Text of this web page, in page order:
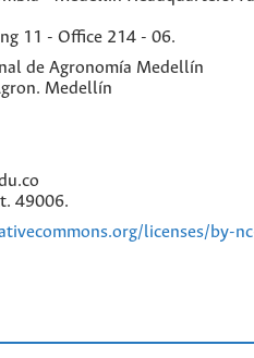
11 - Office 214 - 06.
de Agronomía Medellín
Medellín
49006.
licenses/by-